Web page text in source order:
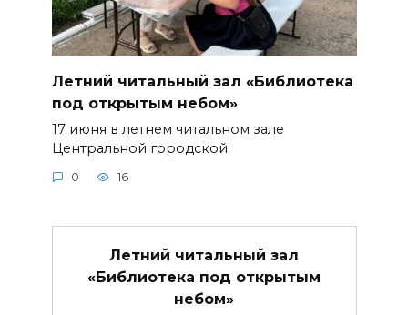
Летний читальный зал «Библиотека
под открытым небом»
17 июня в летнем читальном зале
Центральной городской
0 16
Летний читальный зал
«Библиотека под открытым
небом»